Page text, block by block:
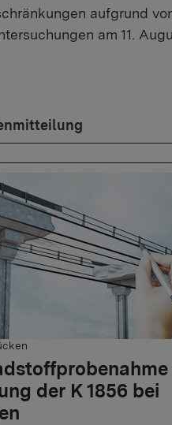
aufgrund
am 11.
der K 1856 bei